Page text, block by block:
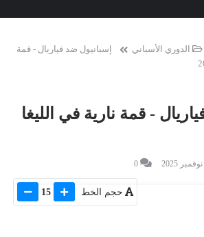
الدوري الأسباني
إسبانيول ضد فياريال - قمة
- قمة نارية في الليغا
0
حجم الخط 15